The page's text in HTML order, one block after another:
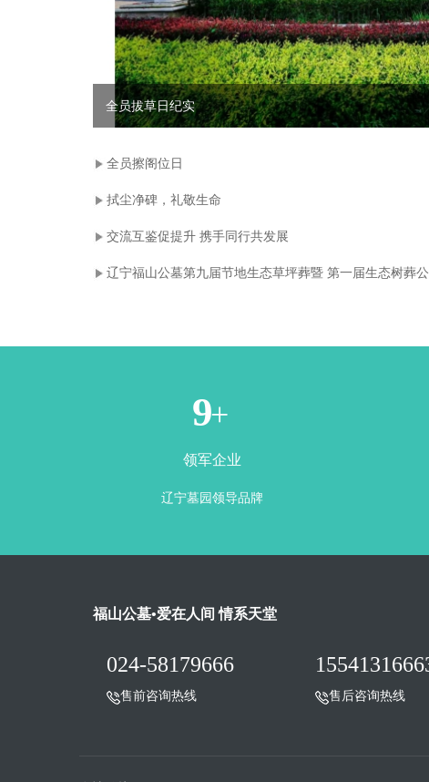
全员拔草日纪实
全员擦阁位日
拭尘净碑，礼敬生命
交流互鉴促提升 携手同行共发展
辽宁福山公墓第九届节地生态草坪葬暨 第一届生态树葬
1+
领军企业
辽宁墓园领导品牌
福山公墓•爱在人间 情系天堂
024-58179666
售前咨询热线 售后咨询热线